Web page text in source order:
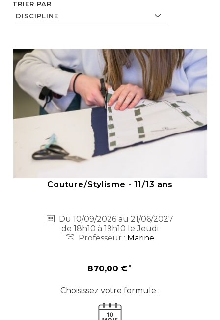
TRIER PAR
Couture/Stylisme - 11/13 ans
Du 10/09/2026 au 21/06/2027
de 18h10 à 19h10 le Jeudi
Professeur : Marine
870,00 €
Choisissez votre formule :